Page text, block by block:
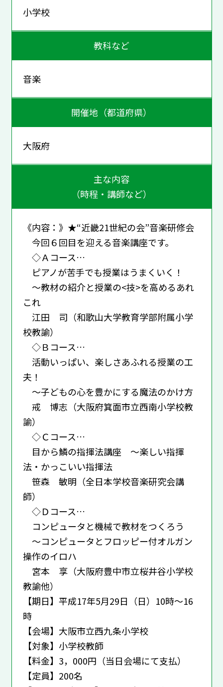
小学校
教科など
音楽
開催地（都道府県）
大阪府
主な内容
（時程・講師など）
《内容：》★“近畿21世紀の会”音楽研修会
今回６回目を迎える音楽講座です。
◇Ａコース…
ピアノが苦手でも授業はうまくいく！
～教材の紹介と授業の<技>を高めるあれ
これ
江田 司（和歌山大学教育学部附属小学
校教諭）
◇Ｂコース…
活動いっぱい、楽しさあふれる授業の工
夫！
～子どもの心を豊かにする魔法のかけ方
戒 博志（大阪府箕面市立西南小学校教
諭）
◇Ｃコース…
目から鱗の指揮法講座 ～楽しい指揮
法・かっこいい指揮法
笹森 敏明（全日本学校音楽研究会講
師）
◇Ｄコース…
コンピュータと機械で教材をつくろう
～コンピュータとフロッピー付オルガン
操作のイロハ
宮本 享（大阪府豊中市立桜井谷小学校
教諭他）
【期日】平成17年5月29日（日）10時～16
時
【会場】大阪市立西九条小学校
【対象】小学校教師
【料金】3，000円（当日会場にて支払）
【定員】200名